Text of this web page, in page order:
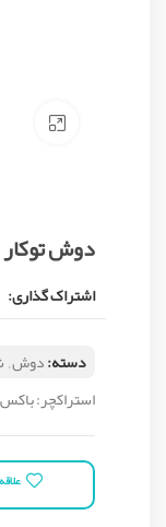
دوش توکار ونتو تیپ 1
اشتراک گذاری:
دسته:دوش,
استراکچر: باکس A